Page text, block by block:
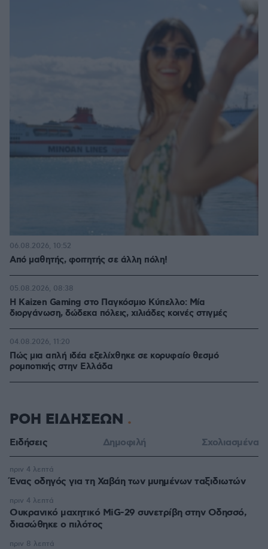
Από μαθητής, φοιτητής σε άλλη πόλη!
06.08.2026, 10:52
H Kaizen Gaming στο Παγκόσμιο Kύπελλο: Μία
διοργάνωση, δώδεκα πόλεις, χιλιάδες κοινές στιγμές
05.08.2026, 08:38
Πώς μια απλή ιδέα εξελίχθηκε σε κορυφαίο θεσμό
ρομποτικής στην Ελλάδα
04.08.2026, 11:20
ΡΟΗ ΕΙΔΗΣΕΩΝ
Ειδήσεις Δημοφιλή Σχολιασμένα
Ένας οδηγός για τη Χαβάη των μυημένων ταξιδιωτών
πριν 4 λεπτά
Oυκρανικό μαχητικό MiG-29 συνετρίβη στην Οδησσό,
διασώθηκε ο πιλότος
πριν 4 λεπτά
πριν 8 λεπτά